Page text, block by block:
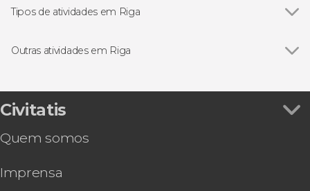
Tipos de atividades em Riga
Visitas guiadas e free tours
Outras atividades em Riga
Passeio de barco pelo rio Duína ao entardecer
Tour de bicicleta por Riga
Passeio de barco por Riga
Civitatis
Quem somos
Imprensa